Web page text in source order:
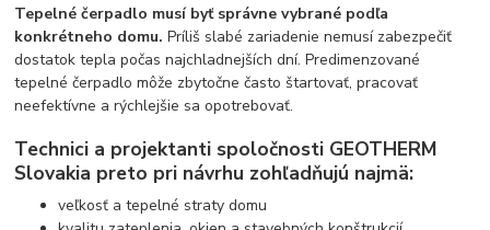
Tepelné čerpadlo musí byť správne vybrané podľa
konkrétneho domu.Príliš slabé zariadenie nemusí zabezpečiť
dostatok tepla počas najchladnejších dní. Predimenzované
tepelné čerpadlo môže zbytočne často štartovať, pracovať
neefektívne a rýchlejšie sa opotrebovať.
Technici a projektanti spoločnosti GEOTHERM
Slovakia preto pri návrhu zohľadňujú najmä:
veľkosť a tepelné straty domu